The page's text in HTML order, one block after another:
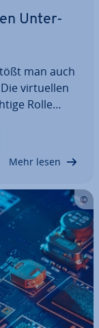
Un­ter­
man auch
vir­tu­el­len
Rolle
CPUs un­
Mehr lesen